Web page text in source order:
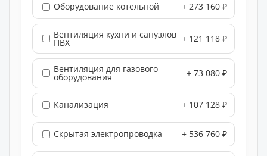
Оборудование котельной + 273 160 ₽
Вентиляция кухни и санузлов
ПВХ + 121 118 ₽
Вентиляция для газового
оборудования + 73 080 ₽
Канализация + 107 128 ₽
Скрытая электропроводка + 536 760 ₽